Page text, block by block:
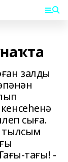
залды
сыға.
тылсым
тағы! -